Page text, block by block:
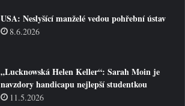
USA: Neslyšící manželé vedou pohřební ústav
8.6.2026
„Lucknowská Helen Keller“: Sarah Moin je
navzdory handicapu nejlepší studentkou
11.5.2026